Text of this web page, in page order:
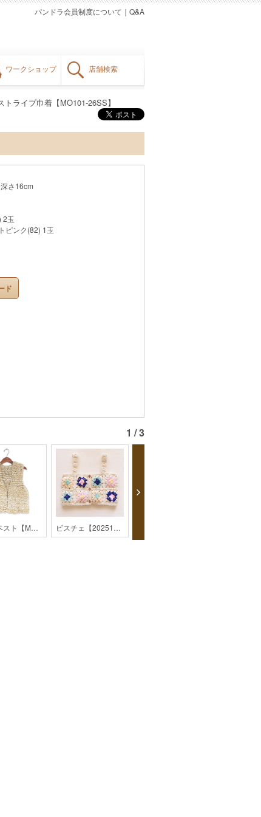
ワークショップ 店舗検索
Q&A
｜
パンドラ会員制度について
トライプ巾着【MO101-26SS】
さ16cm
2玉
ピンク(82) 1玉
ド
1 / 3
前開きベスト【MO1-24AW】 ビスチェ【202512】